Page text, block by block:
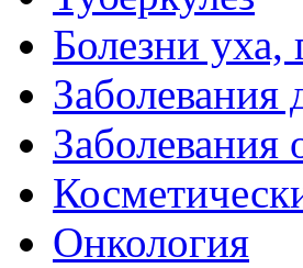
Болезни уха,
Заболевания
Заболевания
Онкология